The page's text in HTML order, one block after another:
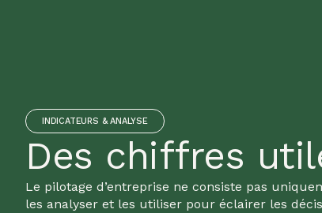
INDICATEURS & ANALYSE
Des chiffres
Le pilotage d’entreprise ne consiste pas
les analyser et les utiliser pour éclairer les